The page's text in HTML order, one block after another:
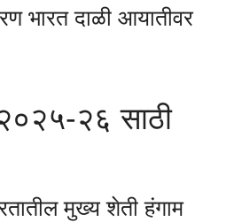
भारत दाळी आयातीवर
२६ साठी
मुख्य शेती हंगाम